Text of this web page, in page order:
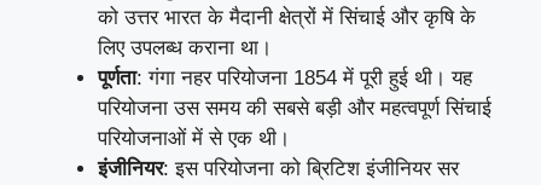
को उत्तर भारत के मैदानी क्षेत्रों में सिंचाई और कृषि के
लिए उपलब्ध कराना था।
पूर्णता: गंगा नहर परियोजना 1854 में पूरी हुई थी। यह
परियोजना उस समय की सबसे बड़ी और महत्वपूर्ण सिंचाई
परियोजनाओं में से एक थी।
इंजीनियर: इस परियोजना को ब्रिटिश इंजीनियर सर